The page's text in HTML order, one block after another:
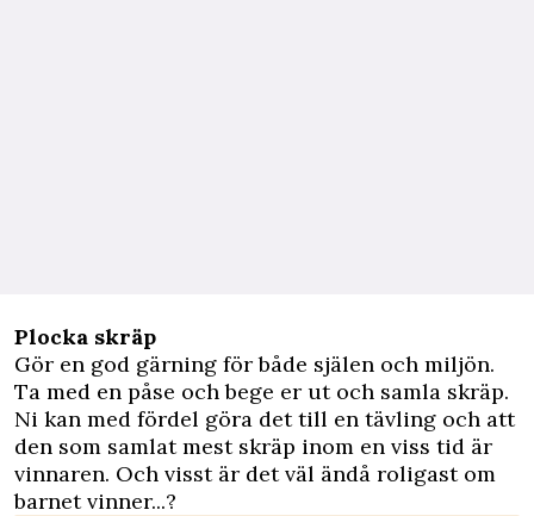
Plocka skräp
Gör en god gärning för både själen och miljön.
Ta med en påse och bege er ut och samla skräp.
Ni kan med fördel göra det till en tävling och att
den som samlat mest skräp inom en viss tid är
vinnaren. Och visst är det väl ändå roligast om
barnet vinner...?